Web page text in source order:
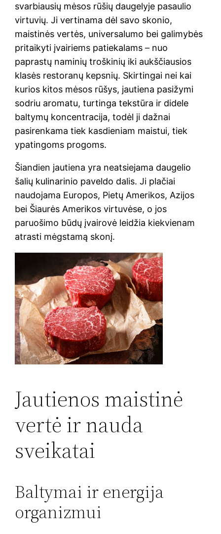
svarbiausių mėsos rūšių daugelyje pasaulio
virtuvių. Ji vertinama dėl savo skonio,
maistinės vertės, universalumo bei galimybės
pritaikyti įvairiems patiekalams – nuo
paprastų naminių troškinių iki aukščiausios
klasės restoranų kepsnių. Skirtingai nei kai
kurios kitos mėsos rūšys, jautiena pasižymi
sodriu aromatu, turtinga tekstūra ir didele
baltymų koncentracija, todėl ji dažnai
pasirenkama tiek kasdieniam maistui, tiek
ypatingoms progoms.
Šiandien jautiena yra neatsiejama daugelio
šalių kulinarinio paveldo dalis. Ji plačiai
naudojama Europos, Pietų Amerikos, Azijos
bei Šiaurės Amerikos virtuvėse, o jos
paruošimo būdų įvairovė leidžia kiekvienam
atrasti mėgstamą skonį.
Jautienos maistinė
vertė ir nauda
sveikatai
Baltymai ir energija
organizmui